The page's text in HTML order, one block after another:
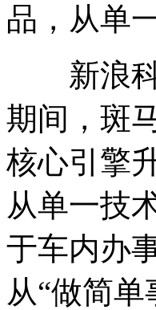
品，从单
新浪科
期间，斑
核心引擎
从单一技
于车内办
从“做简单